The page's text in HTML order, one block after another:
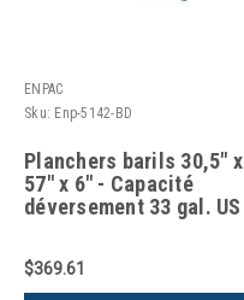
ENPAC
Sku: Enp-5142-BD
Planchers barils 30,5" x
57" x 6" - Capacité
déversement 33 gal. US
$369.61